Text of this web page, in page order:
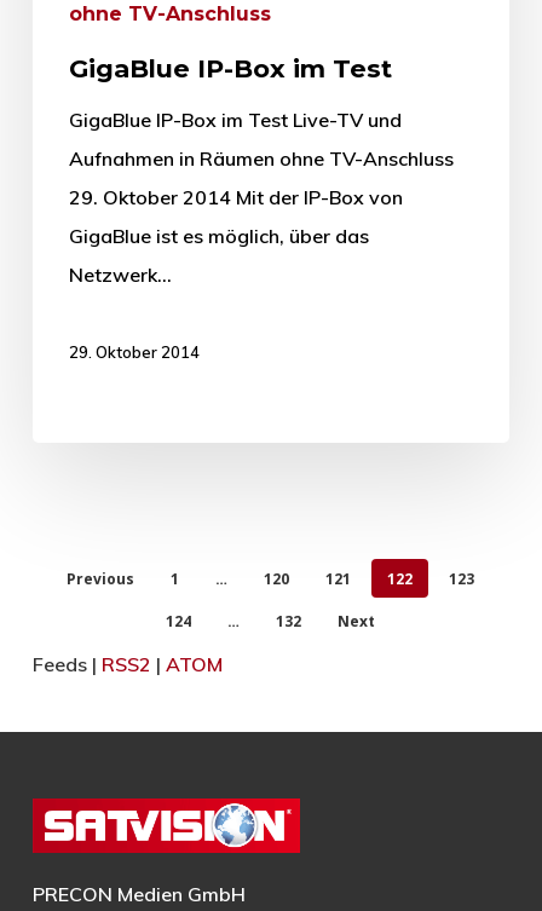
ohne TV-Anschluss
GigaBlue IP-Box im Test
GigaBlue IP-Box im Test Live-TV und
Aufnahmen in Räumen ohne TV-Anschluss
29. Oktober 2014 Mit der IP-Box von
GigaBlue ist es möglich, über das
Netzwerk…
29. Oktober 2014
Previous 1 … 120 121 122 123
124 … 132 Next
Feeds | RSS2 | ATOM
PRECON Medien GmbH